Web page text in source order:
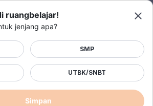
Langganan Sekarang
belajar terlengkap
video adaptif
ruangbelajar!
jenjang apa?
SMP
UTBK/SNBT
Simpan